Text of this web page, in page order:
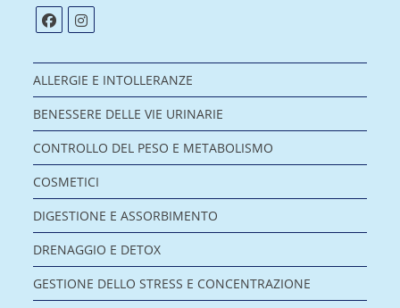
ALLERGIE E INTOLLERANZE
BENESSERE DELLE VIE URINARIE
CONTROLLO DEL PESO E METABOLISMO
COSMETICI
DIGESTIONE E ASSORBIMENTO
DRENAGGIO E DETOX
GESTIONE DELLO STRESS E CONCENTRAZIONE